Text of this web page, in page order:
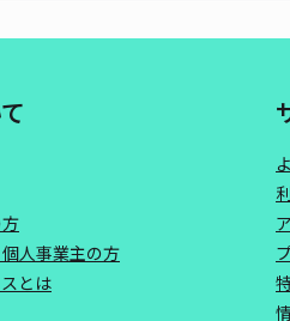
人事業主の方
とは